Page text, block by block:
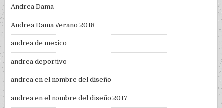
Andrea Dama
Andrea Dama Verano 2018
andrea de mexico
andrea deportivo
andrea en el nombre del diseño
andrea en el nombre del diseño 2017